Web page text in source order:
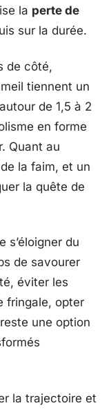
la perte de
sur la durée.
de côté,
tiennent un
de 1,5 à 2
en forme
Quant au
la faim, et un
la quête de
s’éloigner du
de savourer
éviter les
fringale, opter
une option
la trajectoire et